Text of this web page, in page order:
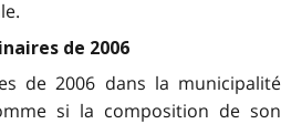
de 2006
de 2006 dans la municipalité
si la composition de son